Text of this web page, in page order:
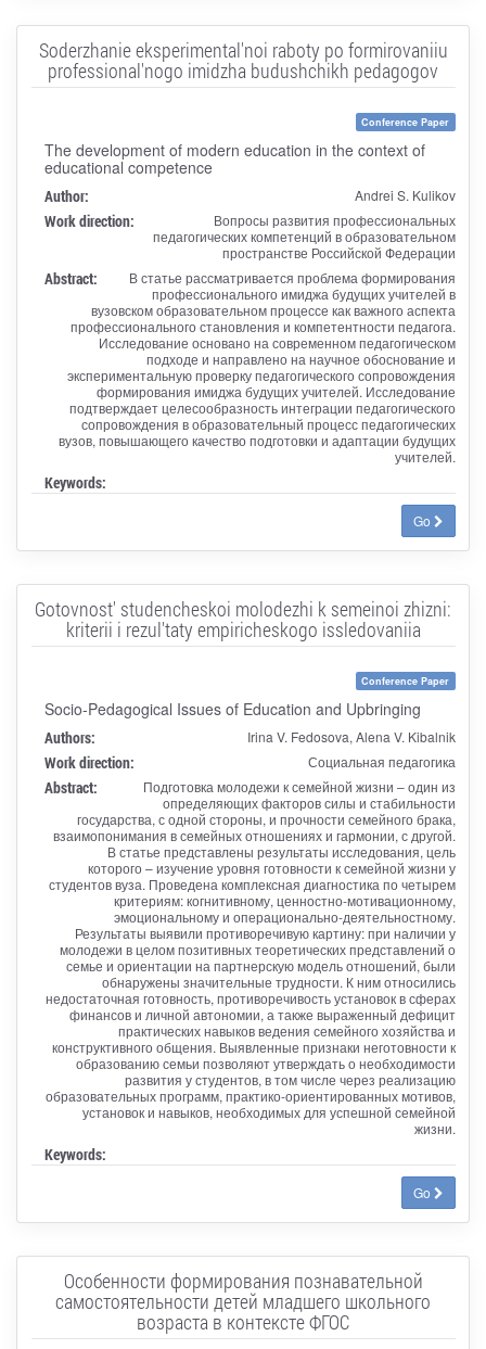
Soderzhanie eksperimental'noi raboty po formirovaniiu
professional'nogo imidzha budushchikh pedagogov
Conference Paper
The development of modern education in the context of
educational competence
Author: Andrei S. Kulikov
Work direction:
Вопросы развития профессиональных
педагогических компетенций в образовательном
пространстве Российской Федерации
Abstract:
В статье рассматривается проблема формирования
профессионального имиджа будущих учителей в
вузовском образовательном процессе как важного аспекта
профессионального становления и компетентности педагога.
Исследование основано на современном педагогическом
подходе и направлено на научное обоснование и
экспериментальную проверку педагогического сопровождения
формирования имиджа будущих учителей. Исследование
подтверждает целесообразность интеграции педагогического
сопровождения в образовательный процесс педагогических
вузов, повышающего качество подготовки и адаптации будущих
учителей.
Keywords:
Go
Gotovnost' studencheskoi molodezhi k semeinoi zhizni:
kriterii i rezul'taty empiricheskogo issledovaniia
Conference Paper
Socio-Pedagogical Issues of Education and Upbringing
Authors: Irina V. Fedosova, Alena V. Kibalnik
Work direction: Социальная педагогика
Abstract:
Подготовка молодежи к семейной жизни – один из
определяющих факторов силы и стабильности
государства, с одной стороны, и прочности семейного брака,
взаимопонимания в семейных отношениях и гармонии, с другой.
В статье представлены результаты исследования, цель
которого – изучение уровня готовности к семейной жизни у
студентов вуза. Проведена комплексная диагностика по четырем
критериям: когнитивному, ценностно-мотивационному,
эмоциональному и операционально-деятельностному.
Результаты выявили противоречивую картину: при наличии у
молодежи в целом позитивных теоретических представлений о
семье и ориентации на партнерскую модель отношений, были
обнаружены значительные трудности. К ним относились
недостаточная готовность, противоречивость установок в сферах
финансов и личной автономии, а также выраженный дефицит
практических навыков ведения семейного хозяйства и
конструктивного общения. Выявленные признаки неготовности к
образованию семьи позволяют утверждать о необходимости
развития у студентов, в том числе через реализацию
образовательных программ, практико-ориентированных мотивов,
установок и навыков, необходимых для успешной семейной
жизни.
Keywords:
Go
Особенности формирования познавательной
самостоятельности детей младшего школьного
возраста в контексте ФГОС